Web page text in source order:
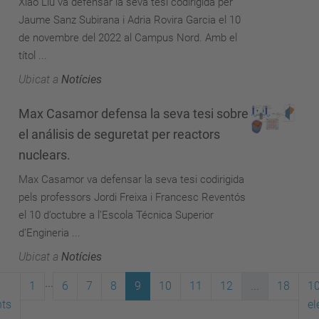
Jaume Sanz Subirana i Adria Rovira Garcia el 10
de novembre del 2022 al Campus Nord. Amb el
títol ...
Ubicat a Notícies
Max Casamor defensa la seva tesi sobre
el análisis de seguretat per reactors
nuclears.
Max Casamor va defensar la seva tesi codirigida
pels professors Jordi Freixa i Francesc Reventós
el 10 d’octubre a l’Escola Técnica Superior
d’Engineria ...
Ubicat a Notícies
1 6 7 8 9 10 11 12 ... 18